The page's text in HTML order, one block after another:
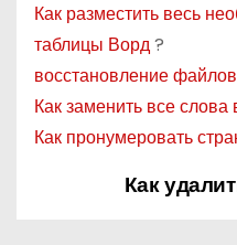
Как разместить весь
таблицы Ворд?
восстановление
Как заменить все
Как пронумеровать
Как